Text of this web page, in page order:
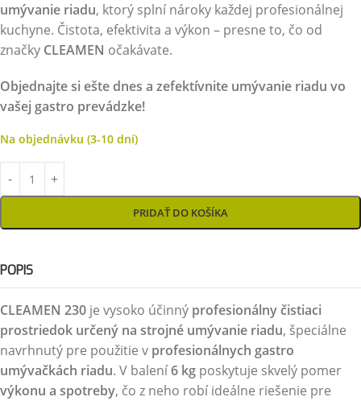
umývanie riadu, ktorý splní nároky každej profesionálnej
kuchyne. Čistota, efektivita a výkon – presne to, čo od
značky CLEAMEN očakávate.
Objednajte si ešte dnes a zefektívnite umývanie riadu vo
vašej gastro prevádzke!
Na objednávku (3-10 dní)
PRIDAŤ DO KOŠÍKA
POPIS
CLEAMEN 230 je vysoko účinný profesionálny čistiaci
prostriedok určený na strojné umývanie riadu, špeciálne
navrhnutý pre použitie v profesionálnych gastro
umývačkách riadu. V balení6 kg poskytuje skvelý pomer
výkonu a spotreby, čo z neho robí ideálne riešenie pre